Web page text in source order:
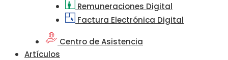
Remuneraciones Digital
Factura Electrónica Digital
Centro de Asistencia
Artículos